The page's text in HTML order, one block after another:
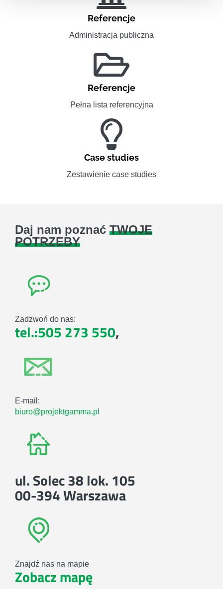
Referencje
Administracja publiczna
Referencje
Pełna lista referencyjna
Case studies
Zestawienie case studies
Daj nam poznać TWOJE
POTRZEBY
Zadzwoń do nas:
tel.:505 273 550,
E-mail:
biuro@projektgamma.pl
ul. Solec 38 lok. 105
00-394 Warszawa
Znajdź nas na mapie
Zobacz mapę